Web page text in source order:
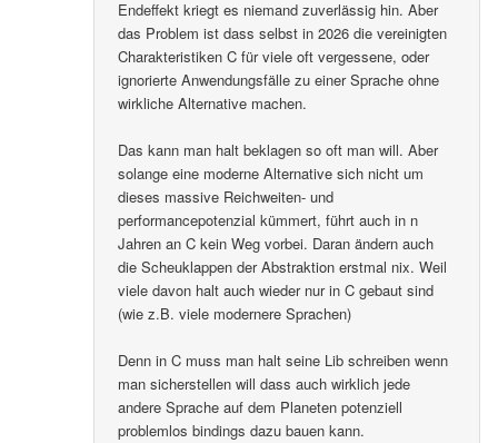
Endeffekt kriegt es niemand zuverlässig hin. Aber
das Problem ist dass selbst in 2026 die vereinigten
Charakteristiken C für viele oft vergessene, oder
ignorierte Anwendungsfälle zu einer Sprache ohne
wirkliche Alternative machen.
Das kann man halt beklagen so oft man will. Aber
solange eine moderne Alternative sich nicht um
dieses massive Reichweiten- und
performancepotenzial kümmert, führt auch in n
Jahren an C kein Weg vorbei. Daran ändern auch
die Scheuklappen der Abstraktion erstmal nix. Weil
viele davon halt auch wieder nur in C gebaut sind
(wie z.B. viele modernere Sprachen)
Denn in C muss man halt seine Lib schreiben wenn
man sicherstellen will dass auch wirklich jede
andere Sprache auf dem Planeten potenziell
problemlos bindings dazu bauen kann.